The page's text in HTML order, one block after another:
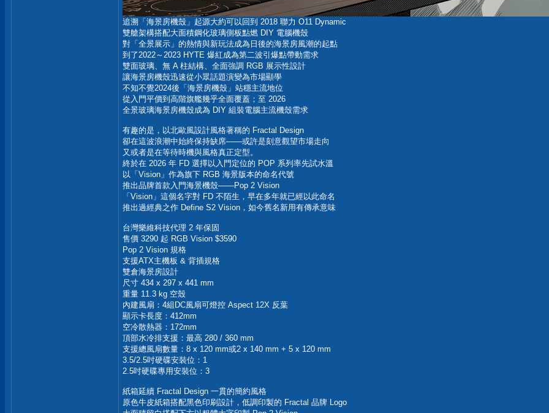
追溯「海景房機殼」起源大約可以回到 2018 聯力 O11 Dynamic
雙艙架構搭配大面積鋼化玻璃側板點燃 DIY 電腦機殼
對「全景展示」的熱情與新玩法成為日後的海景房風潮的起點
到了2022～2023 HYTE 爆紅成為第二波引爆點帶動需求
雙面玻璃、無 A 柱結構、全面強調 RGB 展示性設計
讓海景房機殼迅速從小眾話題演變為市場顯學
不知不覺2024後「海景房機殼」站穩主流地位
從入門平價到高階旗艦幾乎全面覆蓋；至 2026
全景玻璃海景房機殼成為 DIY 組裝電腦主流機殼需求
有趣的是，以北歐風設計風格著稱的 Fractal Design
卻在這波浪潮中始終保持缺席——或許是刻意觀望市場走向
又或者是在等待時機與風格真正定型。
終於在 2026 年 FD 選擇以入門定位的 POP 系列率先試水溫
以「Vision」作為旗下 RGB 海景版本的命名代號
推出品牌首款入門海景機殼——Pop 2 Vision
「Vision」這個名字對 FD 不陌生，早在多年就已經以此命名
推出過經典之作 Define S2 Vision，如今舊名新用有傳承意味
台灣樂維科技代理 2 年保固
售價 3290 起 RGB Vision $3590
Pop 2 Vision 規格
支援ATX主機板 & 背插規格
雙倉海景房設計
尺寸 434 x 297 x 441 mm
重量 11.3 kg 空殼
內建風扇：4組DC風扇可燈控 Aspect 12X 反葉
顯示卡長度：412mm
空冷散熱器：172mm
頂部水冷排支援：最高 280 / 360 mm
支援總風扇數量：8 x 120 mm或2 x 140 mm + 5 x 120 mm
3.5/2.5吋硬碟安裝位：1
2.5吋硬碟專用安裝位：3
紙箱延續 Fractal Design 一貫的簡約風格
原色牛皮紙箱搭配黑色印刷設計，低調印製的 Fractal 品牌 Logo